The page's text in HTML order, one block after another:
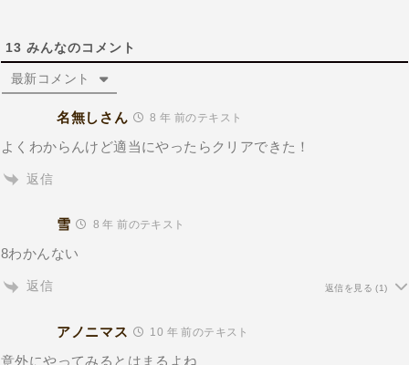
13 みんなのコメント
最新コメント
名無しさん 8 年 前のテキスト
よくわからんけど適当にやったらクリアできた！
返信
雪 8 年 前のテキスト
8わかんない
返信 返信を見る (1)
アノニマス 10 年 前のテキスト
意外にやってみるとはまるよね